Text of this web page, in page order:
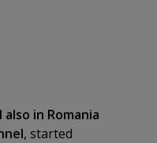
in Romania
, started